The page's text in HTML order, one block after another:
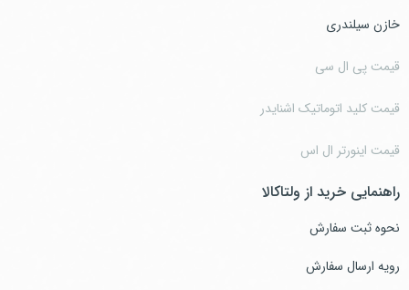
خازن سیلندری
قیمت پی ال سی
قیمت کلید اتوماتیک اشنایدر
قیمت اینورتر ال اس
راهنمایی خرید از ولتاکالا
نحوه ثبت سفارش
رویه ارسال سفارش